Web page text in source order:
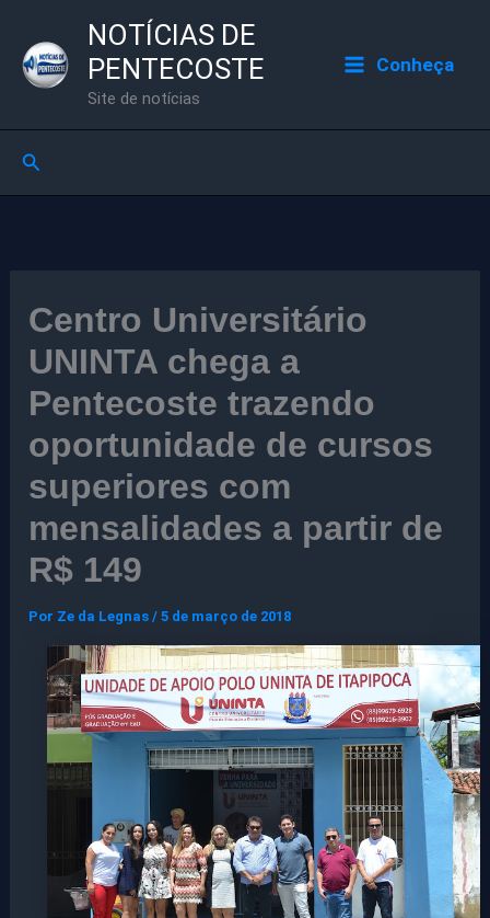
para
NOTÍCIAS DE
PENTECOSTE
Site de notícias
Conheça
Pesquisar
Centro Universitário
UNINTA chega a
Pentecoste trazendo
oportunidade de cursos
superiores com
mensalidades a partir de
R$ 149
Por Ze da Legnas/5 de março de 2018